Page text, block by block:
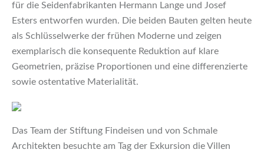
für die Seidenfabrikanten Hermann Lange und Josef
Esters entworfen wurden. Die beiden Bauten gelten heute
als Schlüsselwerke der frühen Moderne und zeigen
exemplarisch die konsequente Reduktion auf klare
Geometrien, präzise Proportionen und eine differenzierte
sowie ostentative Materialität.
Das Team der Stiftung Findeisen und von Schmale
Architekten besuchte am Tag der Exkursion die Villen